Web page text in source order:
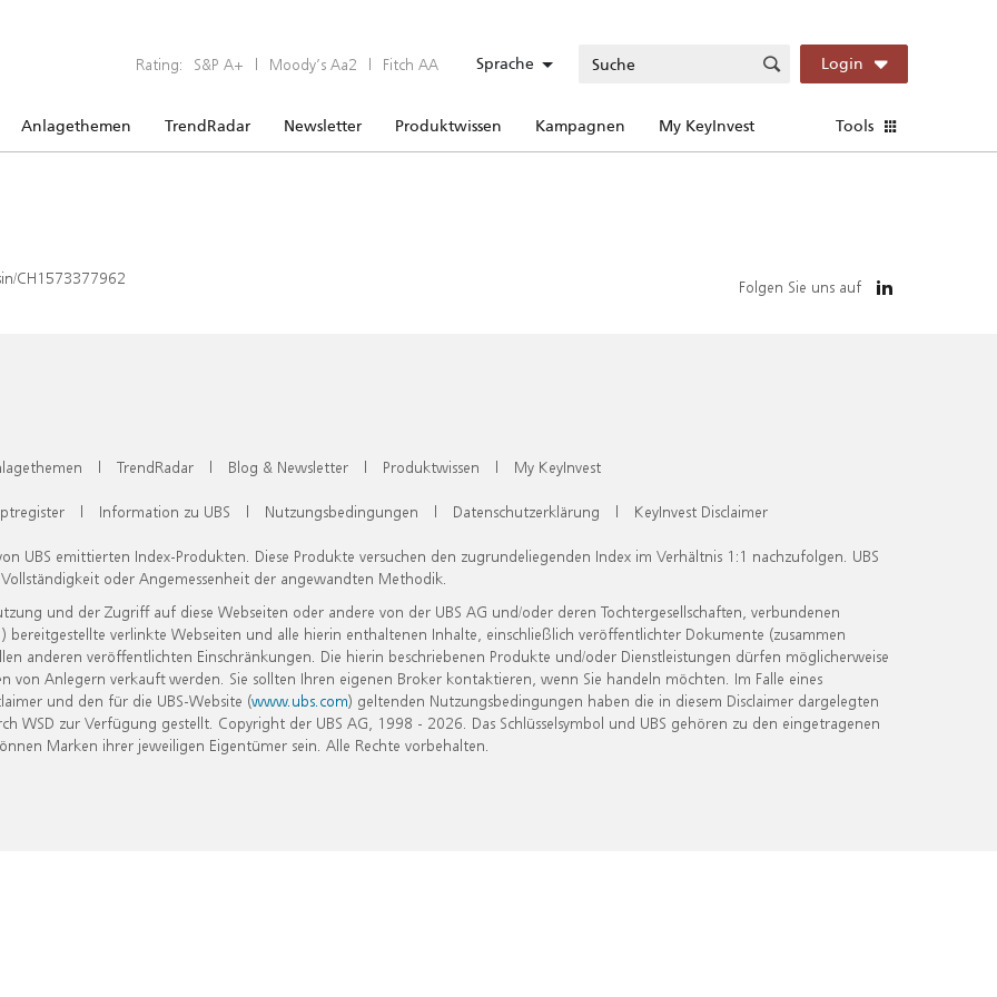
Rating: S&P A+ | Moody’s Aa2 | Fitch AA Sprache Login
Anlagethemen TrendRadar Newsletter Produktwissen Kampagnen My KeyInvest Tools
CH1573377962 Folgen Sie uns auf
| TrendRadar | Blog & Newsletter | Produktwissen | My KeyInvest
| Information zu UBS | Nutzungsbedingungen | Datenschutzerklärung | KeyInvest Disclaimer
UBS emittierten Index-Produkten. Diese Produkte versuchen den zugrundeliegenden Index im Verhältnis 1:1 nachzufolgen. UBS
oder Angemessenheit der angewandten Methodik.
und der Zugriff auf diese Webseiten oder andere von der UBS AG und/oder deren Tochtergesellschaften, verbundenen
verlinkte Webseiten und alle hierin enthaltenen Inhalte, einschließlich veröffentlichter Dokumente (zusammen
anderen veröffentlichten Einschränkungen. Die hierin beschriebenen Produkte und/oder Dienstleistungen dürfen möglicherweise
Anlegern verkauft werden. Sie sollten Ihren eigenen Broker kontaktieren, wenn Sie handeln möchten. Im Falle eines
und den für die UBS-Website (www.ubs.com) geltenden Nutzungsbedingungen haben die in diesem Disclaimer dargelegten
zur Verfügung gestellt. Copyright der UBS AG, 1998 - 2026. Das Schlüsselsymbol und UBS gehören zu den eingetragenen
Marken ihrer jeweiligen Eigentümer sein. Alle Rechte vorbehalten.